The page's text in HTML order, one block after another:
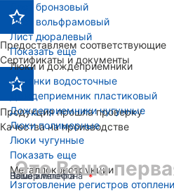
Лист бронзовый
Лист вольфрамовый
Лист дюралевый
Показать еще
Люки и дождеприемники
Воронки водосточные
Дождеприемник пластиковый
Дождеприемники чугунные
Люки полимерные
Люки чугунные
Показать еще
Металлоконструкции
Изготовление регистров
Предоставляем соответствующие
Сертификаты и документы
Продукция прошла проверку
Качества на производстве
Это Ваша
Ваше имя
Номер телефона
Ваша эл. почта